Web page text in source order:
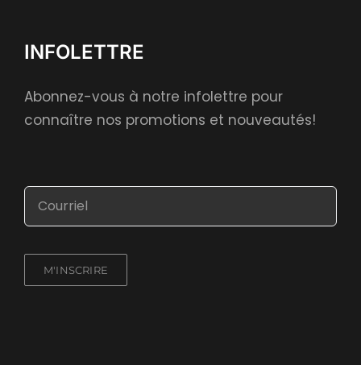
INFOLETTRE
Abonnez-vous à notre infolettre pour
connaître nos promotions et nouveautés!
M'INSCRIRE